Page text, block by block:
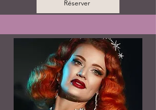
Réserver